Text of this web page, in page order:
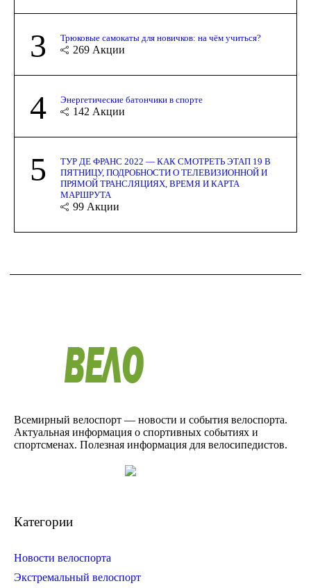
3 Трюковые самокаты для новичков: на чём учиться?
269 Акции
4 Энергетические батончики в спорте
142 Акции
5
ТУР ДЕ ФРАНС 2022 — КАК СМОТРЕТЬ ЭТАП 19 В
ПЯТНИЦУ, ПОДРОБНОСТИ О ТЕЛЕВИЗИОННОЙ И
ПРЯМОЙ ТРАНСЛЯЦИЯХ, ВРЕМЯ И КАРТА
МАРШРУТА
99 Акции
Всемирный велоспорт — новости и события велоспорта.
Актуальная информация о спортивных событиях и
спортсменах. Полезная информация для велосипедистов.
Категории
Новости велоспорта
Экстремальный велоспорт